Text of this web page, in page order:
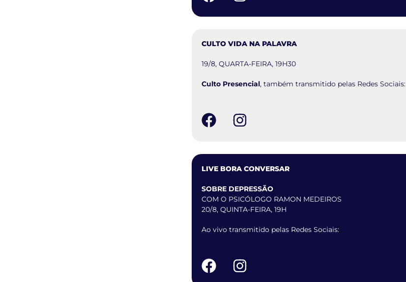
CULTO VIDA NA PALAVRA
19/8, QUARTA-FEIRA, 19H30
Culto Presencial, também transmitido pelas Redes Sociais:
LIVE BORA CONVERSAR
SOBRE DEPRESSÃO
COM O PSICÓLOGO RAMON MEDEIROS
20/8, QUINTA-FEIRA, 19H
Ao vivo transmitido pelas Redes Sociais: